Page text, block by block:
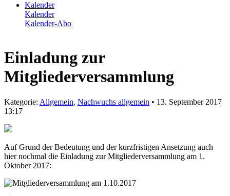
Kalender
Kalender
Kalender-Abo
Einladung zur
Mitgliederversammlung
Kategorie: Allgemein, Nachwuchs allgemein • 13. September 2017
13:17
Auf Grund der Bedeutung und der kurzfristigen Ansetzung auch
hier nochmal die Einladung zur Mitgliederversammlung am 1.
Oktober 2017: